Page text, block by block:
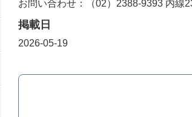
お問い合わせ：（02）2388-9393 内線
掲載日
2026-05-19